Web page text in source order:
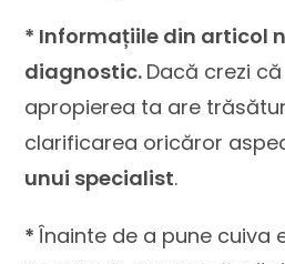
* Informațiile din articol
diagnostic. Dacă crezi
apropierea ta are
clarificarea oricăror
unui specialist.
*Înainte de a pune cuiva